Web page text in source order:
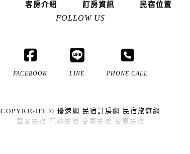
客房介紹 訂房資訊 民宿位置
FOLLOW US
FACEBOOK LINE PHONE CALL
COPYRIGHT © 優速網 民宿訂房網
民宿旅遊網
宜蘭民宿 花蓮民宿 台南民宿 台東民宿